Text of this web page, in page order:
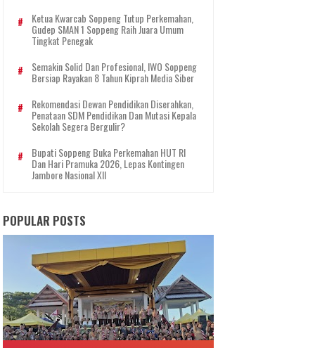
Ketua Kwarcab Soppeng Tutup Perkemahan,
Gudep SMAN 1 Soppeng Raih Juara Umum
Tingkat Penegak
Semakin Solid Dan Profesional, IWO Soppeng
Bersiap Rayakan 8 Tahun Kiprah Media Siber
Rekomendasi Dewan Pendidikan Diserahkan,
Penataan SDM Pendidikan Dan Mutasi Kepala
Sekolah Segera Bergulir?
Bupati Soppeng Buka Perkemahan HUT RI
Dan Hari Pramuka 2026, Lepas Kontingen
Jambore Nasional XII
POPULAR POSTS